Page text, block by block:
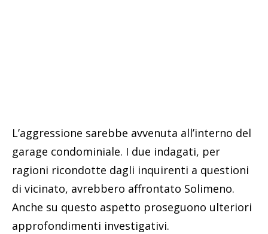
L’aggressione sarebbe avvenuta all’interno del
garage condominiale. I due indagati, per
ragioni ricondotte dagli inquirenti a questioni
di vicinato, avrebbero affrontato Solimeno.
Anche su questo aspetto proseguono ulteriori
approfondimenti investigativi.